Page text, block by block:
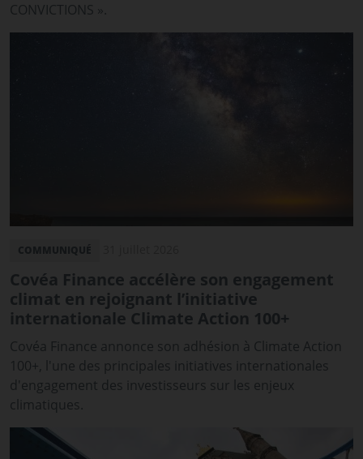
CONVICTIONS ».
Covéa Finance accélère son engagement
climat en rejoignant l’initiative
internationale Climate Action 100+
Covéa Finance annonce son adhésion à Climate Action
100+, l'une des principales initiatives internationales
d'engagement des investisseurs sur les enjeux
climatiques.